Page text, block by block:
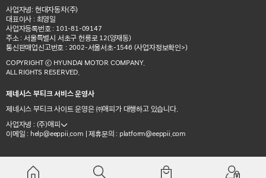
사업자명: 현대자동차(주)
대표이사 : 최영일
사업자등록번호 : 101-81-09147
주소 : 서울특별시 서초구 헌릉로 12(양재동)
통신판매업신고번호 : 2002-서울서초-1546 (사업자정보확인>)
COPYRIGHT ⓒ HYUNDAI MOTOR COMPANY.
ALL RIGHTS RESERVED.
제네시스 부티크 서비스 운영사
제네시스 부티크 사이트 운영은 ㈜애피가 대행하고 있습니다.
사업자명 : (주)애피
이메일 :
| 제휴문의 :